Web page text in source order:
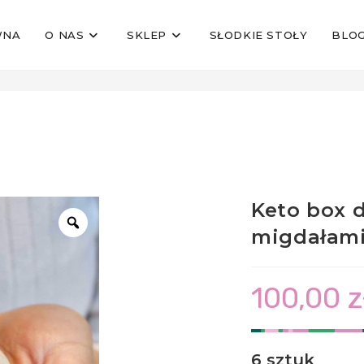
O NAS SKLEP SŁODKIE STOŁY BLOG
migdałami 6 szt.
>
Keto box
100,00
6 sztuk